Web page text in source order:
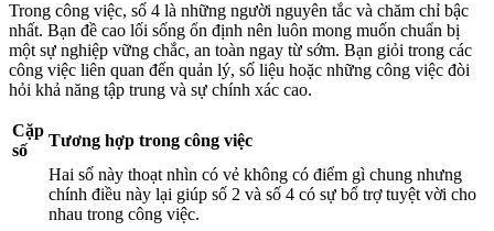
Trong công việc, số 4 là những người nguyên tắc và chăm chỉ bậc
nhất. Bạn đề cao lối sống ổn định nên luôn mong muốn chuẩn bị
một sự nghiệp vững chắc, an toàn ngay từ sớm. Bạn giỏi trong các
công việc liên quan đến quản lý, số liệu hoặc những công việc đòi
hỏi khả năng tập trung và sự chính xác cao.
Cặp
số
Tương hợp trong công việc
Hai số này thoạt nhìn có vẻ không có điểm gì chung nhưng
chính điều này lại giúp số 2 và số 4 có sự bổ trợ tuyệt vời cho
nhau trong công việc.